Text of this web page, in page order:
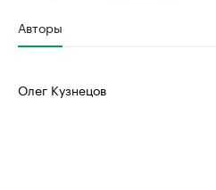
Авторы
Олег Кузнецов